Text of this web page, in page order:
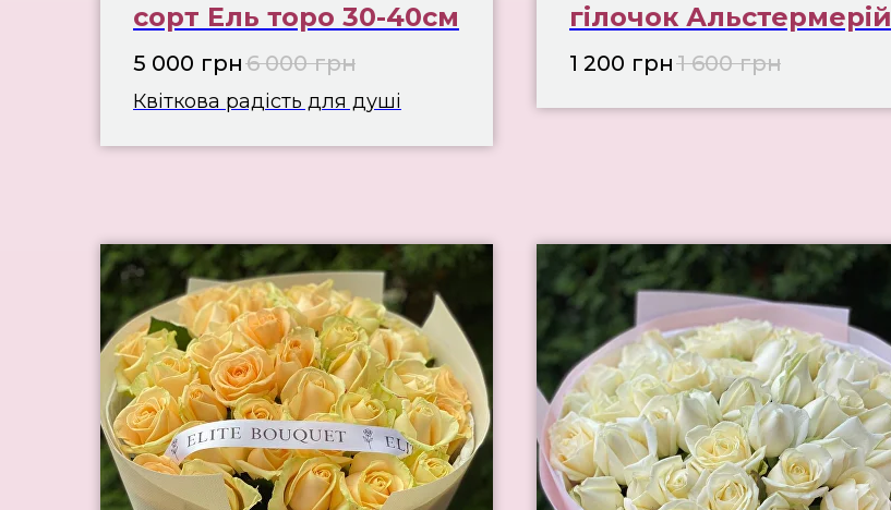
сорт Ель торо 30-40см
5 000 грн 6 000 грн
Квіткова радість для душі
гілочок Альстермерій
1 200 грн 1 600 грн